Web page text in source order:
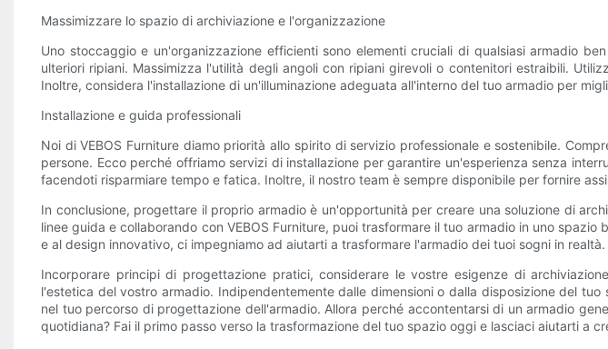
Massimizzare lo spazio di archiviazione e l'organizzazione
Uno stoccaggio e un'organizzazione efficienti sono elementi cruciali di qualsiasi armadio
ulteriori ripiani. Massimizza l'utilità degli angoli con ripiani girevoli o contenitori estraibili.
Inoltre, considera l'installazione di un'illuminazione adeguata all'interno del tuo armadio per
Installazione e guida professionali
Noi di VEBOS Furniture diamo priorità allo spirito di servizio professionale e sostenibile.
persone. Ecco perché offriamo servizi di installazione per garantire un'esperienza senza
facendoti risparmiare tempo e fatica. Inoltre, il nostro team è sempre disponibile per fornire
In conclusione, progettare il proprio armadio è un'opportunità per creare una soluzione di
linee guida e collaborando con VEBOS Furniture, puoi trasformare il tuo armadio in uno
e al design innovativo, ci impegniamo ad aiutarti a trasformare l'armadio dei tuoi sogni in realtà.
Incorporare principi di progettazione pratici, considerare le vostre esigenze di
l'estetica del vostro armadio. Indipendentemente dalle dimensioni o dalla disposizione del
nel tuo percorso di progettazione dell'armadio. Allora perché accontentarsi di un armadio
quotidiana? Fai il primo passo verso la trasformazione del tuo spazio oggi e lasciaci aiutarti a